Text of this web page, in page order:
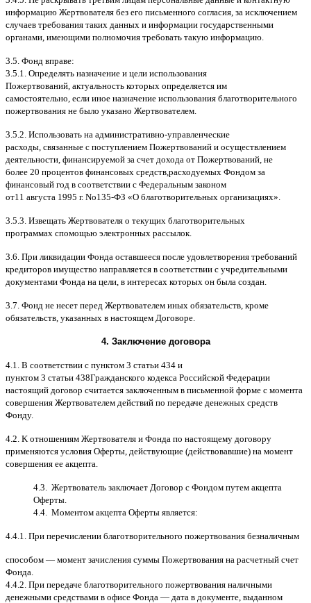
информацию Жертвователя без его письменного согласия за исключением
случаев требования таких данных и информации государственными
органами имеющими полномочия требовать такую информацию
3.5. Фонд вправе:
3.5.1. Определять назначение и цели использования
Пожертвований актуальность которых определяется им
самостоятельно если иное назначение использования благотворительного
пожертвования не было указано Жертвователем
3.5.2. Использовать на административно-управленческие
расходы связанные с поступлением Пожертвований и осуществлением
деятельности финансируемой за счет дохода от Пожертвований не
более 20 процентов финансовых средств расходуемых Фондом за
финансовый год в соответствии с Федеральным законом
от11 августа 1995 г. No135-ФЗ «О благотворительных организациях».
3.5.3. Извещать Жертвователя o текущих благотворительных
программах cпомощью электронных рассылок
3.6. При ликвидации Фонда оставшееся после удовлетворения требований
кредиторов имущество направляется в соответствии с учредительными
документами Фонда на цели в интересах которых он была создан
3.7. Фонд не несет перед Жертвователем иных обязательств кроме
обязательств указанных в настоящем Договоре
4. Заключение договора
4.1. B соответствии с пунктом 3 статьи 434 и
пунктом 3 статьи 438Гражданского кодекса Российской Федерации
настоящий договор считается заключенным в письменной форме c момента
совершения Жертвователем действий по передаче денежных средств
Фонду.
4.2. K отношениям Жертвователя и Фонда по настоящему договору
применяются условия Оферты действующие (действовавшие) на момент
совершения ее акцепта
4.3. Жертвователь заключает Договор c Фондом путем акцепта
Оферты
4.4. Моментом акцепта Оферты является:
4.4.1. При перечислении благотворительного пожертвования безналичным
способом — момент зачисления суммы Пожертвования на расчетный счет
Фонда
4.4.2. При передаче благотворительного пожертвования наличными
денежными средствами в офисе Фонда — дата в документе выданном